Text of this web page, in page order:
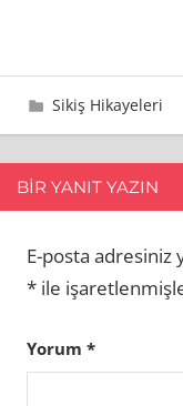
12 Eylül 2013
admin
Sikiş Hikayeleri
BIR YANIT YAZIN
E-posta adresiniz
* ile
Yorum *